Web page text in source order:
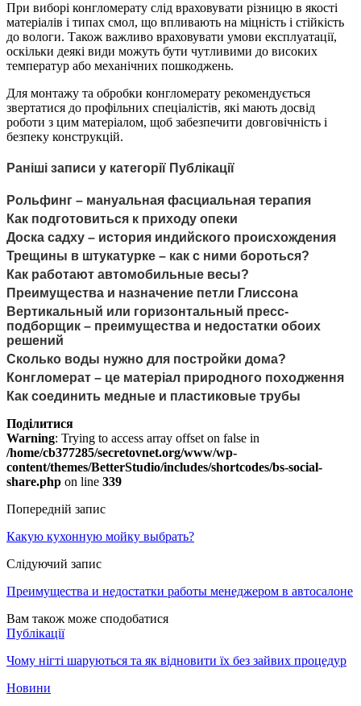
При виборі конгломерату слід враховувати різницю в якості
матеріалів і типах смол, що впливають на міцність і стійкість
до вологи. Також важливо враховувати умови експлуатації,
оскільки деякі види можуть бути чутливими до високих
температур або механічних пошкоджень.
Для монтажу та обробки конгломерату рекомендується
звертатися до профільних спеціалістів, які мають досвід
роботи з цим матеріалом, щоб забезпечити довговічність і
безпеку конструкцій.
Раніші записи у категорії Публікації
Рольфинг – мануальная фасциальная терапия
Как подготовиться к приходу опеки
Доска садху – история индийского происхождения
Трещины в штукатурке – как с ними бороться?
Как работают автомобильные весы?
Преимущества и назначение петли Глиссона
Вертикальный или горизонтальный пресс-
подборщик – преимущества и недостатки обоих
решений
Сколько воды нужно для постройки дома?
Конгломерат – це матеріал природного походження
Как соединить медные и пластиковые трубы
Поділитися
Warning: Trying to access array offset on false in
/home/cb377285/secretovnet.org/www/wp-
content/themes/BetterStudio/includes/shortcodes/bs-social-
share.php on line 339
Попередній запис
Какую кухонную мойку выбрать?
Слідуючий запис
Преимущества и недостатки работы менеджером в автосалоне
Вам також може сподобатися
Публікації
Чому нігті шаруються та як відновити їх без зайвих процедур
Новини